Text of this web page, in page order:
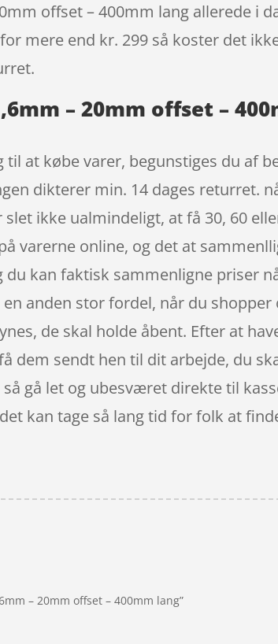
offset – 400mm lang allerede i
mere end kr. 299 så koster det
– 20mm offset –
at købe varer, begunstiges du af
dikterer min. 14 dages returret.
ikke ualmindeligt, at få 30, 60
varerne online, og det at
kan faktisk sammenligne priser
anden stor fordel, når du
de skal holde åbent. Efter at
dem sendt hen til dit arbejde, du
gå let og ubesværet direkte til
kan tage så lang tid for folk at
– 20mm offset – 400mm lang”